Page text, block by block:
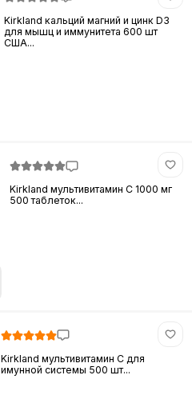
Kirkland кальций магний и цинк D3
для мышц и иммунитета 600 шт
США...
Kirkland мультивитамин C 1000 мг
500 таблеток...
Kirkland мультивитамин C для
имунной системы 500 шт...